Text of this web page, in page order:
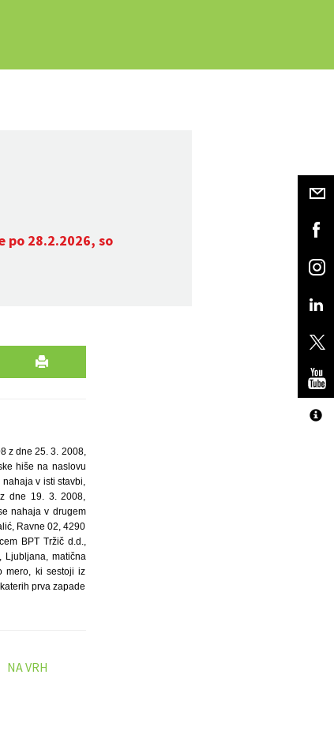
po 28.2.2026, so
z dne 25. 3. 2008,
hiše na naslovu
nahaja v isti stavbi,
dne 19. 3. 2008,
nahaja v drugem
Ravne 02, 4290
BPT Tržič d.d.,
Ljubljana, matična
mero, ki sestoji iz
prva zapade
NA VRH